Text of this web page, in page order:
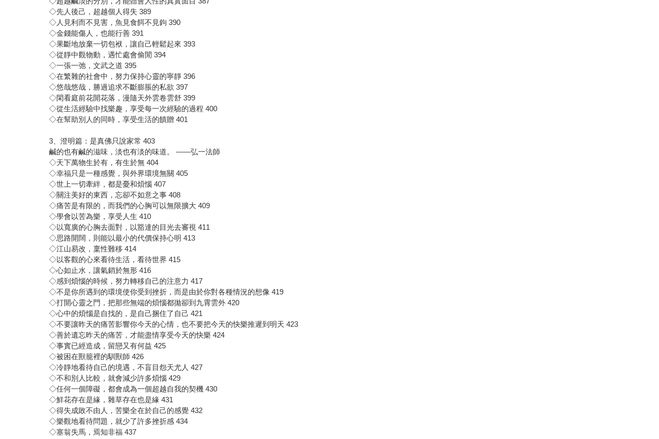
◇先人後己，超越個人得失 389
◇人見利而不見害，魚見食餌不見鉤 390
◇金錢能傷人，也能行善 391
◇果斷地放棄一切包袱，讓自己輕鬆起來 393
◇從靜中觀物動，遇忙處會偷閒 394
◇一張一弛，文武之道 395
◇在繁雜的社會中，努力保持心靈的寧靜 396
◇悠哉悠哉，勝過追求不斷膨脹的私欲 397
◇閑看庭前花開花落，漫隨天外雲卷雲舒 399
◇從生活經驗中找樂趣，享受每一次經驗的過程 400
◇在幫助別人的同時，享受生活的饋贈 401
3、澄明篇：是真佛只說家常 403
鹹的也有鹹的滋味，淡也有淡的味道。 ——弘一法師
◇天下萬物生於有，有生於無 404
◇幸福只是一種感覺，與外界環境無關 405
◇世上一切牽絆，都是憂和煩惱 407
◇關注美好的東西，忘卻不如意之事 408
◇痛苦是有限的，而我們的心胸可以無限擴大 409
◇學會以苦為樂，享受人生 410
◇以寬廣的心胸去面對，以豁達的目光去審視 411
◇思路開闊，則能以最小的代價保持心明 413
◇江山易改，稟性難移 414
◇以客觀的心來看待生活，看待世界 415
◇心如止水，讓氣銷於無形 416
◇感到煩惱的時候，努力轉移自己的注意力 417
◇不是你所遇到的環境使你受到挫折，而是由於你對各種情況的想像 419
◇打開心靈之門，把那些無端的煩惱都拋卻到九霄雲外 420
◇心中的煩惱是自找的，是自己捆住了自己 421
◇不要讓昨天的痛苦影響你今天的心情，也不要把今天的快樂推遲到明天 423
◇善於遺忘昨天的痛苦，才能盡情享受今天的快樂 424
◇事實已經造成，留戀又有何益 425
◇被困在獸籠裡的馴獸師 426
◇冷靜地看待自己的境遇，不盲目怨天尤人 427
◇不和別人比較，就會減少許多煩惱 429
◇任何一個障礙，都會成為一個超越自我的契機 430
◇鮮花存在是緣，雜草存在也是緣 431
◇得失成敗不由人，苦樂全在於自己的感覺 432
◇樂觀地看待問題，就少了許多挫折感 434
◇塞翁失馬，焉知非福 437